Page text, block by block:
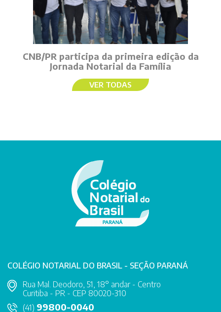
CNB/PR participa da primeira edição da
Jornada Notarial da Família
VER TODAS
COLÉGIO NOTARIAL DO BRASIL - SEÇÃO PARANÁ
Rua Mal. Deodoro, 51, 18° andar - Centro
Curitiba - PR - CEP 80020-310
(41) 99800-0040